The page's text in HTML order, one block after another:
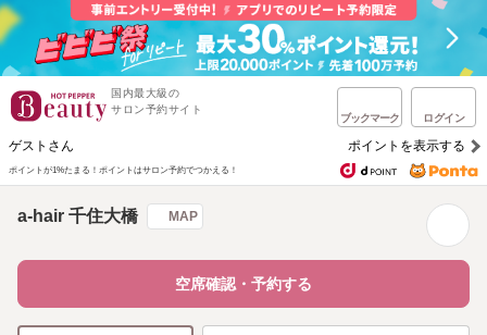
国内最大級の
サロン予約サイト
ブックマーク ログイン
ゲストさん ポイントを表示する
ポイントが1%たまる！ ポイントはサロン予約でつかえる！
a-hair 千住大橋 MAP
空席確認・予約する